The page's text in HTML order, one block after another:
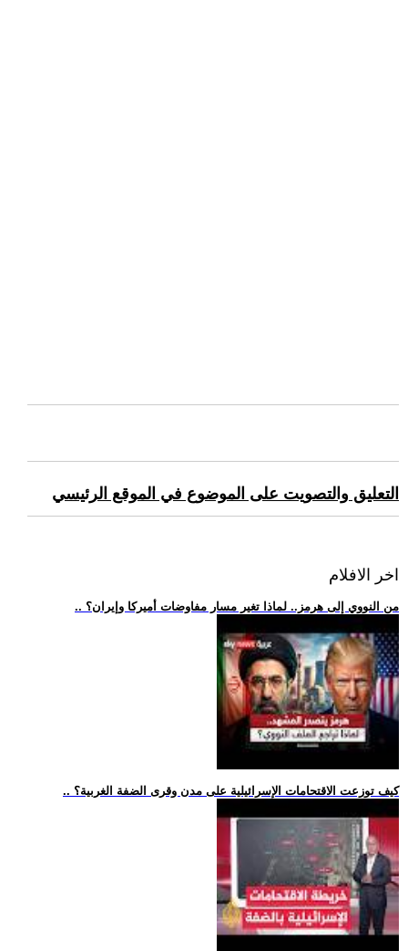
التعليق والتصويت على الموضوع في الموقع الرئيسي
اخر الافلام
.. من النووي إلى هرمز.. لماذا تغير مسار مفاوضات أميركا وإيران؟
.. كيف توزعت الاقتحامات الإسرائيلية على مدن وقرى الضفة الغربية؟